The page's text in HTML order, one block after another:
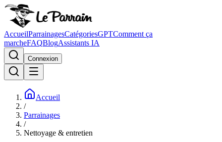
AccueilParrainagesCatégoriesGPTComment ça
marcheFAQBlogAssistants IA
Connexion
Accueil
/
Parrainages
/
Nettoyage & entretien